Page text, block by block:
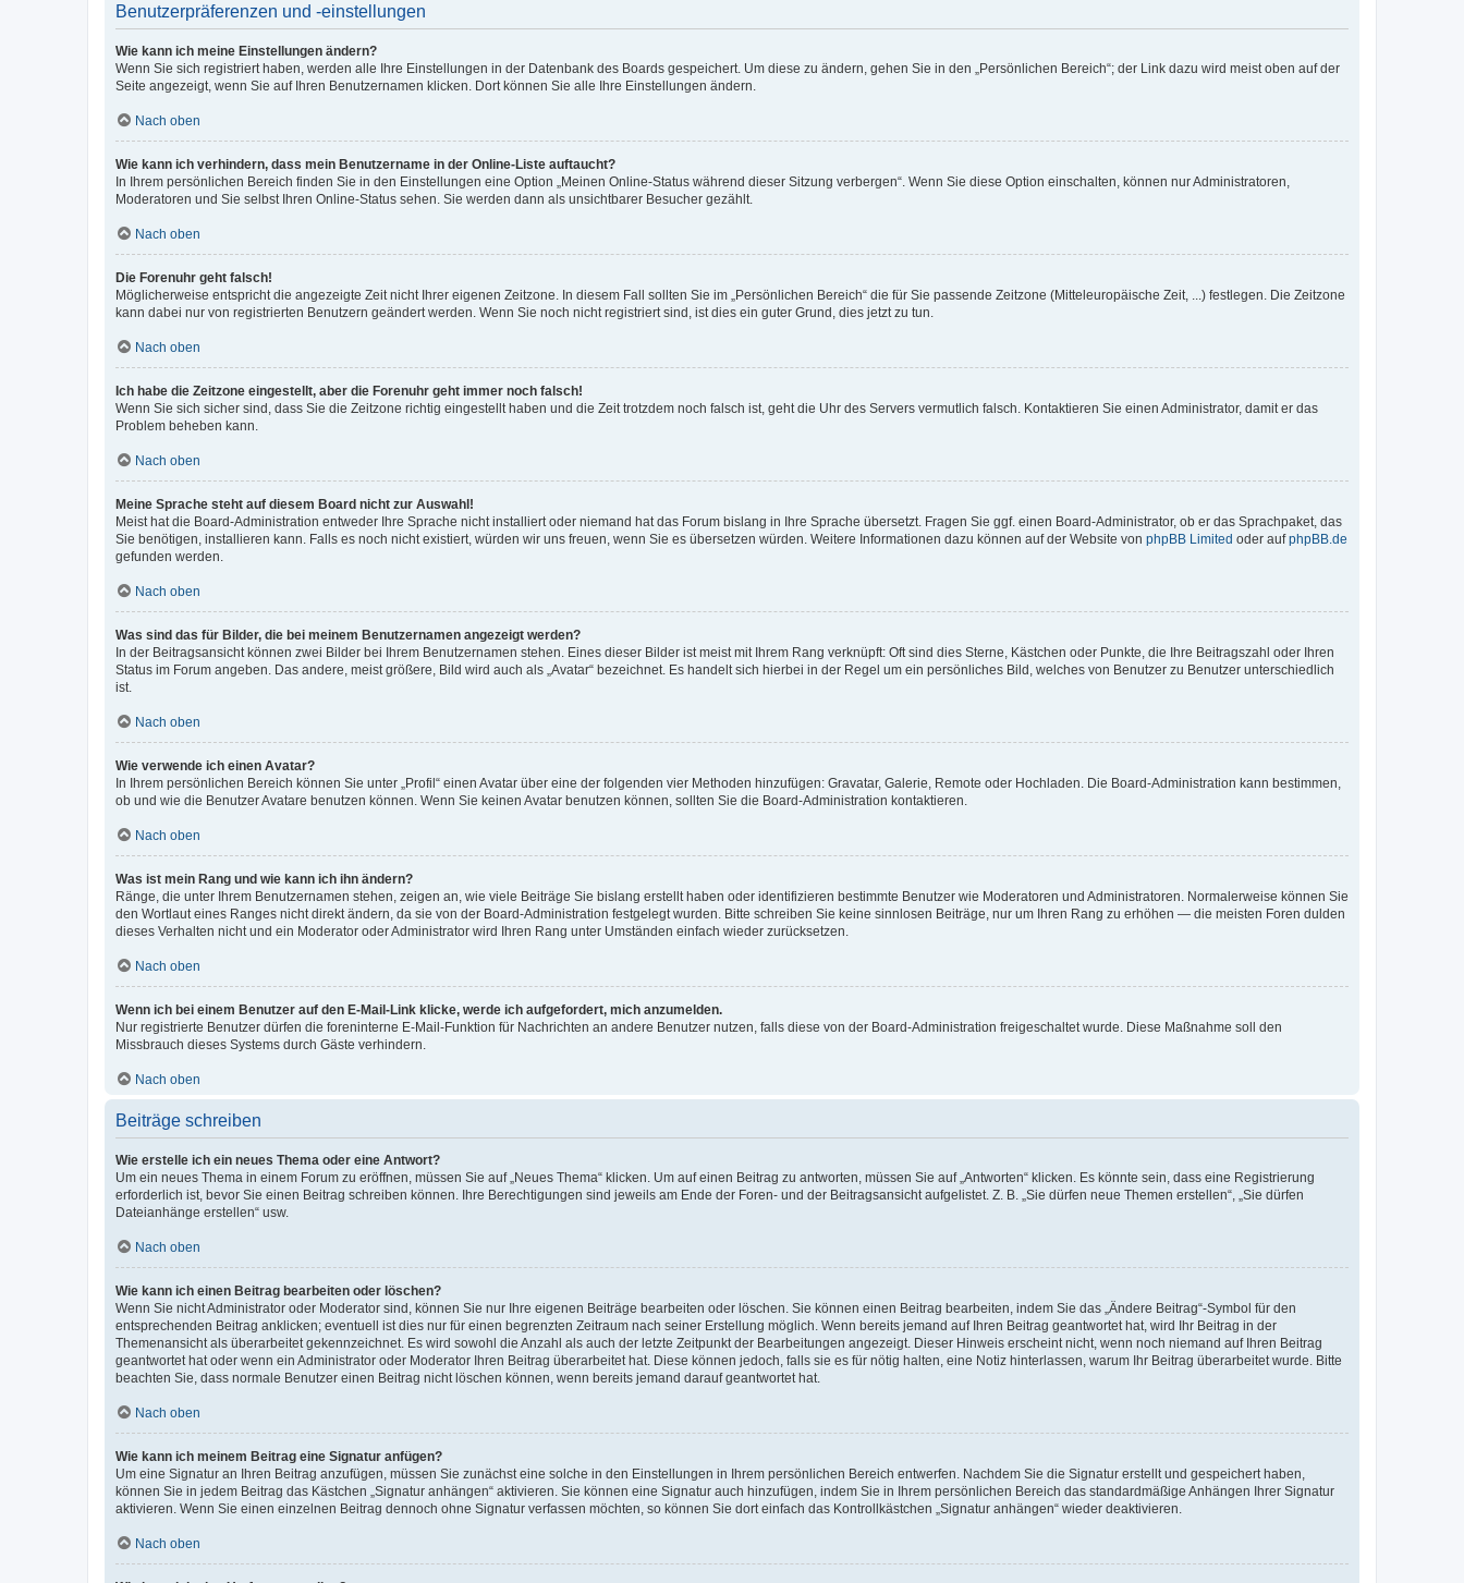
Benutzerpräferenzen und -einstellungen
Wie kann ich meine Einstellungen ändern?
Wenn Sie sich registriert haben, werden alle Ihre Einstellungen in der Datenbank des Boards gespeichert. Um diese zu ändern, gehen Sie in den „Persönlichen Bereich“; der Link dazu wird meist oben auf der
Seite angezeigt, wenn Sie auf Ihren Benutzernamen klicken. Dort können Sie alle Ihre Einstellungen ändern.
Nach oben
Wie kann ich verhindern, dass mein Benutzername in der Online-Liste auftaucht?
In Ihrem persönlichen Bereich finden Sie in den Einstellungen eine Option „Meinen Online-Status während dieser Sitzung verbergen“. Wenn Sie diese Option einschalten, können nur Administratoren,
Moderatoren und Sie selbst Ihren Online-Status sehen. Sie werden dann als unsichtbarer Besucher gezählt.
Nach oben
Die Forenuhr geht falsch!
Möglicherweise entspricht die angezeigte Zeit nicht Ihrer eigenen Zeitzone. In diesem Fall sollten Sie im „Persönlichen Bereich“ die für Sie passende Zeitzone (Mitteleuropäische Zeit, ...) festlegen. Die Zeitzone
kann dabei nur von registrierten Benutzern geändert werden. Wenn Sie noch nicht registriert sind, ist dies ein guter Grund, dies jetzt zu tun.
Nach oben
Ich habe die Zeitzone eingestellt, aber die Forenuhr geht immer noch falsch!
Wenn Sie sich sicher sind, dass Sie die Zeitzone richtig eingestellt haben und die Zeit trotzdem noch falsch ist, geht die Uhr des Servers vermutlich falsch. Kontaktieren Sie einen Administrator, damit er das
Problem beheben kann.
Nach oben
Meine Sprache steht auf diesem Board nicht zur Auswahl!
Meist hat die Board-Administration entweder Ihre Sprache nicht installiert oder niemand hat das Forum bislang in Ihre Sprache übersetzt. Fragen Sie ggf. einen Board-Administrator, ob er das Sprachpaket, das
Sie benötigen, installieren kann. Falls es noch nicht existiert, würden wir uns freuen, wenn Sie es übersetzen würden. Weitere Informationen dazu können auf der Website von phpBB Limited oder aufphpBB.de
gefunden werden.
Nach oben
Was sind das für Bilder, die bei meinem Benutzernamen angezeigt werden?
In der Beitragsansicht können zwei Bilder bei Ihrem Benutzernamen stehen. Eines dieser Bilder ist meist mit Ihrem Rang verknüpft: Oft sind dies Sterne, Kästchen oder Punkte, die Ihre Beitragszahl oder Ihren
Status im Forum angeben. Das andere, meist größere, Bild wird auch als „Avatar“ bezeichnet. Es handelt sich hierbei in der Regel um ein persönliches Bild, welches von Benutzer zu Benutzer unterschiedlich
ist.
Nach oben
Wie verwende ich einen Avatar?
In Ihrem persönlichen Bereich können Sie unter „Profil“ einen Avatar über eine der folgenden vier Methoden hinzufügen: Gravatar, Galerie, Remote oder Hochladen. Die Board-Administration kann bestimmen,
ob und wie die Benutzer Avatare benutzen können. Wenn Sie keinen Avatar benutzen können, sollten Sie die Board-Administration kontaktieren.
Nach oben
Was ist mein Rang und wie kann ich ihn ändern?
Ränge, die unter Ihrem Benutzernamen stehen, zeigen an, wie viele Beiträge Sie bislang erstellt haben oder identifizieren bestimmte Benutzer wie Moderatoren und Administratoren. Normalerweise können Sie
den Wortlaut eines Ranges nicht direkt ändern, da sie von der Board-Administration festgelegt wurden. Bitte schreiben Sie keine sinnlosen Beiträge, nur um Ihren Rang zu erhöhen — die meisten Foren dulden
dieses Verhalten nicht und ein Moderator oder Administrator wird Ihren Rang unter Umständen einfach wieder zurücksetzen.
Nach oben
Wenn ich bei einem Benutzer auf den E-Mail-Link klicke, werde ich aufgefordert, mich anzumelden.
Nur registrierte Benutzer dürfen die foreninterne E-Mail-Funktion für Nachrichten an andere Benutzer nutzen, falls diese von der Board-Administration freigeschaltet wurde. Diese Maßnahme soll den
Missbrauch dieses Systems durch Gäste verhindern.
Nach oben
Beiträge schreiben
Wie erstelle ich ein neues Thema oder eine Antwort?
Um ein neues Thema in einem Forum zu eröffnen, müssen Sie auf „Neues Thema“ klicken. Um auf einen Beitrag zu antworten, müssen Sie auf „Antworten“ klicken. Es könnte sein, dass eine Registrierung
erforderlich ist, bevor Sie einen Beitrag schreiben können. Ihre Berechtigungen sind jeweils am Ende der Foren- und der Beitragsansicht aufgelistet. Z. B. „Sie dürfen neue Themen erstellen“, „Sie dürfen
Dateianhänge erstellen“ usw.
Nach oben
Wie kann ich einen Beitrag bearbeiten oder löschen?
Wenn Sie nicht Administrator oder Moderator sind, können Sie nur Ihre eigenen Beiträge bearbeiten oder löschen. Sie können einen Beitrag bearbeiten, indem Sie das „Ändere Beitrag“-Symbol für den
entsprechenden Beitrag anklicken; eventuell ist dies nur für einen begrenzten Zeitraum nach seiner Erstellung möglich. Wenn bereits jemand auf Ihren Beitrag geantwortet hat, wird Ihr Beitrag in der
Themenansicht als überarbeitet gekennzeichnet. Es wird sowohl die Anzahl als auch der letzte Zeitpunkt der Bearbeitungen angezeigt. Dieser Hinweis erscheint nicht, wenn noch niemand auf Ihren Beitrag
geantwortet hat oder wenn ein Administrator oder Moderator Ihren Beitrag überarbeitet hat. Diese können jedoch, falls sie es für nötig halten, eine Notiz hinterlassen, warum Ihr Beitrag überarbeitet wurde. Bitte
beachten Sie, dass normale Benutzer einen Beitrag nicht löschen können, wenn bereits jemand darauf geantwortet hat.
Nach oben
Wie kann ich meinem Beitrag eine Signatur anfügen?
Um eine Signatur an Ihren Beitrag anzufügen, müssen Sie zunächst eine solche in den Einstellungen in Ihrem persönlichen Bereich entwerfen. Nachdem Sie die Signatur erstellt und gespeichert haben,
können Sie in jedem Beitrag das Kästchen „Signatur anhängen“ aktivieren. Sie können eine Signatur auch hinzufügen, indem Sie in Ihrem persönlichen Bereich das standardmäßige Anhängen Ihrer Signatur
aktivieren. Wenn Sie einen einzelnen Beitrag dennoch ohne Signatur verfassen möchten, so können Sie dort einfach das Kontrollkästchen „Signatur anhängen“ wieder deaktivieren.
Nach oben